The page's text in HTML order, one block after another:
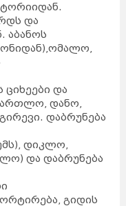
და
აბანოს
და
დანო,
დაბრუნება
დიკლო,
დაბრუნება
გიდის